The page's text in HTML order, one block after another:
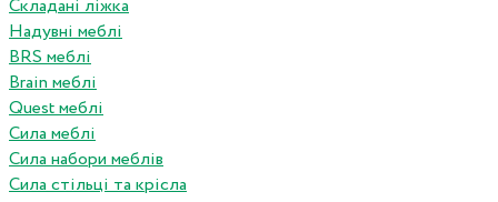
Складані ліжка
Надувні меблі
BRS меблі
Brain меблі
Quest меблі
Сила меблі
Сила набори меблів
Сила стільці та крісла